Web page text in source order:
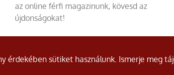
az online férfi magazinunk, kövesd az
újdonságokat!
érdekében sütiket használunk. Ismerje meg